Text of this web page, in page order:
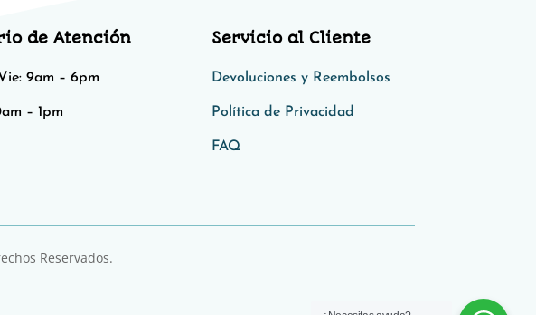
de Atención
9am – 6pm
– 1pm​​
Servicio al Cliente
Devoluciones y Reembolsos
Política de Privacidad​​
FAQ
Reservados.